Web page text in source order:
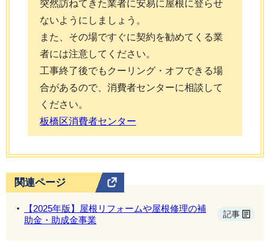
突然訪ねてきた業者に安易に屋根に登らせ
ないようにしましょう。
また、その場ですぐに契約を勧めてくる業
者には注意してください。
工事終了後でもクーリング・オフできる場
合があるので、消費者センターに相談して
ください。
板橋区消費者センター
関連ページ
【2025年版】屋根リフォームや屋根修理の補
助金・助成金事業
記事